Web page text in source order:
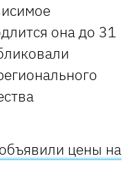
она до 31
цены на